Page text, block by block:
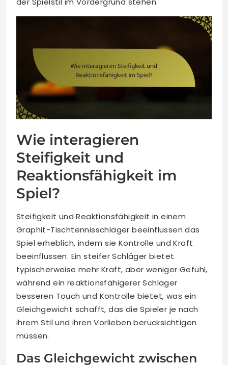
Wie interagieren
Steifigkeit und
Reaktionsfähigkeit im
Spiel?
Steifigkeit und Reaktionsfähigkeit in einem
Graphit-Tischtennisschläger beeinflussen das
Spiel erheblich, indem sie Kontrolle und Kraft
beeinflussen. Ein steifer Schläger bietet
typischerweise mehr Kraft, aber weniger Gefühl,
während ein reaktionsfähigerer Schläger
besseren Touch und Kontrolle bietet, was ein
Gleichgewicht schafft, das die Spieler je nach
ihrem Stil und ihren Vorlieben berücksichtigen
müssen.
Das Gleichgewicht zwischen